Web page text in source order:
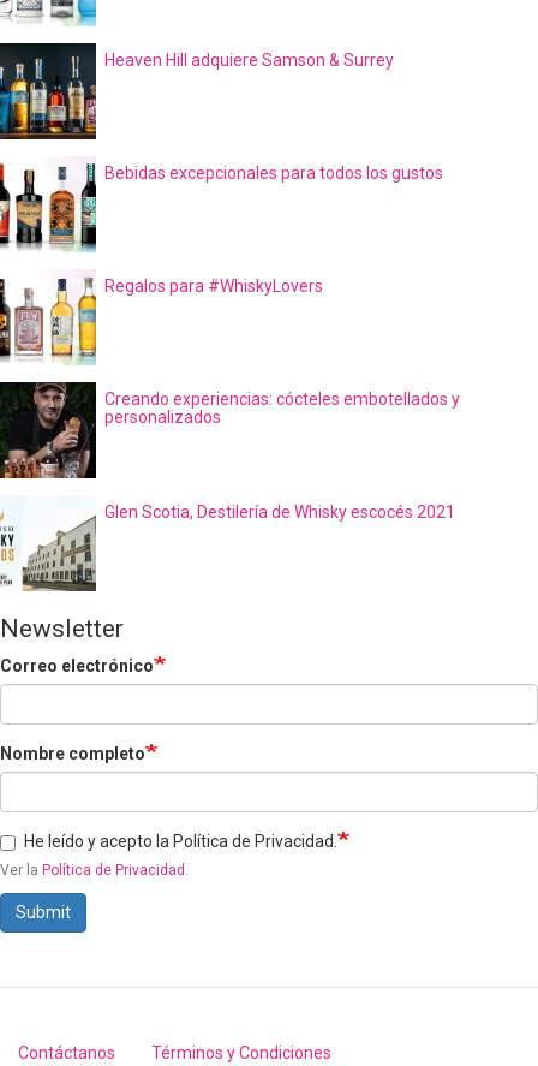
Heaven Hill adquiere Samson & Surrey
Bebidas excepcionales para todos los gustos
Regalos para #WhiskyLovers
Creando experiencias: cócteles embotellados y
personalizados
Glen Scotia, Destilería de Whisky escocés 2021
Newsletter
Correo electrónico
Nombre completo
He leído y acepto la Política de Privacidad.
Ver la Política de Privacidad .
Submit
Contáctanos Términos y Condiciones